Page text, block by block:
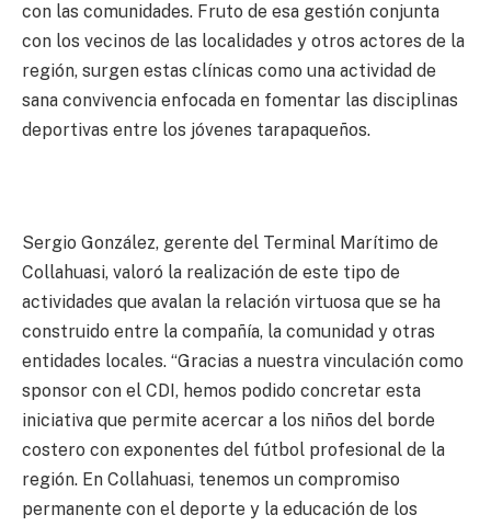
con las comunidades. Fruto de esa gestión conjunta
con los vecinos de las localidades y otros actores de la
región, surgen estas clínicas como una actividad de
sana convivencia enfocada en fomentar las disciplinas
deportivas entre los jóvenes tarapaqueños.
Sergio González, gerente del Terminal Marítimo de
Collahuasi, valoró la realización de este tipo de
actividades que avalan la relación virtuosa que se ha
construido entre la compañía, la comunidad y otras
entidades locales. “Gracias a nuestra vinculación como
sponsor con el CDI, hemos podido concretar esta
iniciativa que permite acercar a los niños del borde
costero con exponentes del fútbol profesional de la
región. En Collahuasi, tenemos un compromiso
permanente con el deporte y la educación de los